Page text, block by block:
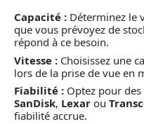
Capacité : Déterminez le
que vous prévoyez de
répond à ce besoin.
Vitesse : Choisissez une
lors de la prise de vue en
Fiabilité : Optez pour
SanDisk, Lexar ou
fiabilité accrue.